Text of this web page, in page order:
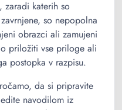
zaradi katerih so
so nepopolna
obrazci ali zamujeni
priložiti vse priloge ali
postopka v razpisu.
da si pripravite
navodilom iz